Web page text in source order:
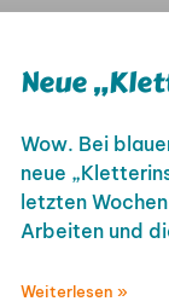
Neue
Wow. Bei
neue
letzten
Arbeiten und
Weiterlesen »